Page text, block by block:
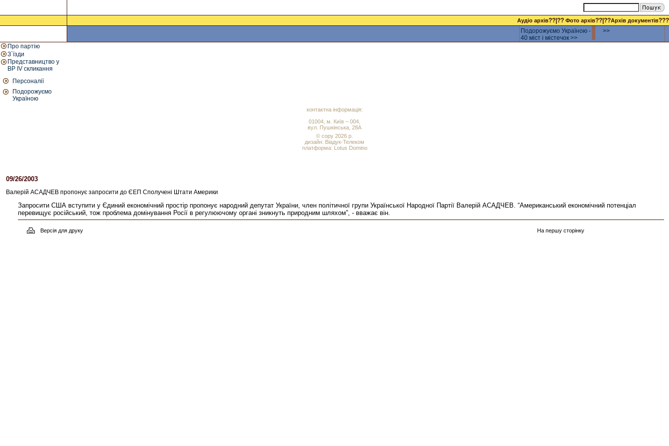
Аудіо архів??|?? Фото архів??|??Архів документів???
Подорожуємо Україною -
40 міст і містечок >>
>>
Про партію
З`їзди
Представництво у
ВР IV скликання
Персоналії
Подорожуємо
Україною
контактна інформація:
01004, м. Київ – 004,
вул. Пушкінська, 28А
© copy 2026 р.
дизайн: Віадук-Телеком
платформа: Lotus Domino
09/26/2003
Валерій АСАДЧЕВ пропонує запросити до ЄЕП Сполучені Штати Америки
Запросити США вступити у Єдиний економічний простір пропонує народний депутат України, член політичної групи Української Народної Партії Валерій АСАДЧЕВ. “Американський економічний потенціал
перевищує російський, тож проблема домінування Росії в регулюючому органі зникнуть природним шляхом”, - вважає він.
Версія для друку На першу сторінку